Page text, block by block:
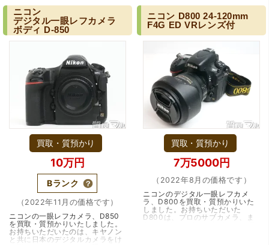
（大阪府門真市）他店ではメール見積もりの時点で数千
円〜1万程度の見積もりでしたが、こちらのメールでの見積
もりは倍以上ちがうので利用させて頂きました。 対応も丁
寧で良かったです。
（大阪市東淀川区）出来るだけ安く買取られるのかな…?と
いう不安が最初は有りましたが、面倒な営業トークも一切
なく安心して任せられました。 ありがとうございます。
一眼レフのユー…（大阪・江坂）
ニコン
デジタル一眼レフカメラ
ボディ D-850
買取・質預かり
10万円
Bランク
（2022年11月の価格です）
ニコンの一眼レフカメラ、D850
を買取・質預かりいたしました。
お持ちいただいたのは、キヤノン
と共に日本のデジタルカメラをけ
ニコン D800 24-120mm
F4G ED VRレンズ付
買取・質預かり
7万5000円
（2022年8月の価格です）
ニコンのデジタル一眼レフカメ
ラ、D800を買取・質預かりいた
しました。お持ちいただいた
D800は、プロのサブカメラ、ま